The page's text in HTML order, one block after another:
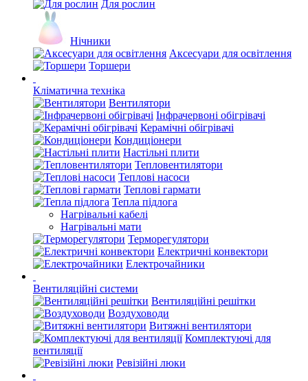
Для рослин
Нічники
Аксесуари для освітлення
Торшери
Кліматична техніка
Вентилятори
Інфрачервоні обігрівачі
Керамічні обігрівачі
Кондиціонери
Настільні плити
Тепловентилятори
Теплові насоси
Теплові гармати
Тепла підлога
Нагрівальні кабелі
Нагрівальні мати
Терморегулятори
Електричні конвектори
Електрочайники
Вентиляційні системи
Вентиляційні решітки
Воздуховоди
Витяжні вентилятори
Комплектуючі для
вентиляції
Ревізійні люки